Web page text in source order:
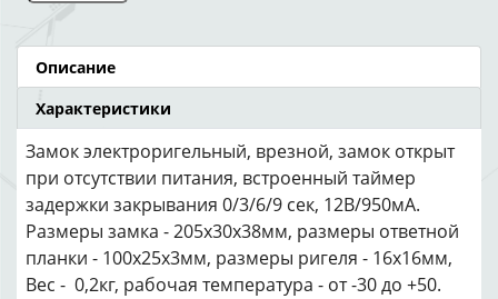
Описание
Характеристики
Замок электроригельный, врезной, замок открыт
при отсутствии питания, встроенный таймер
задержки закрывания 0/3/6/9 сек, 12В/950мА.
Размеры замка - 205х30х38мм, размеры ответной
планки - 100х25х3мм, размеры ригеля - 16х16мм,
Вес - 0,2кг, рабочая температура - от -30 до +50.